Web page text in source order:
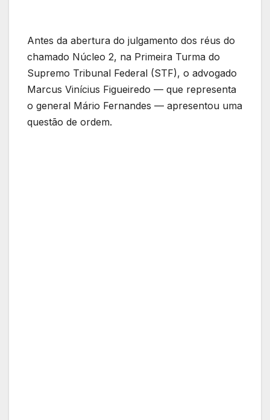
Antes da abertura do julgamento dos réus do
chamado Núcleo 2, na Primeira Turma do
Supremo Tribunal Federal (STF), o advogado
Marcus Vinícius Figueiredo — que representa
o general Mário Fernandes — apresentou uma
questão de ordem.